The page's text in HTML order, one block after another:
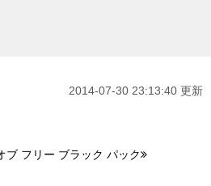
2014-07-30 23:13:40 更新
ブ フリー ブラック パック